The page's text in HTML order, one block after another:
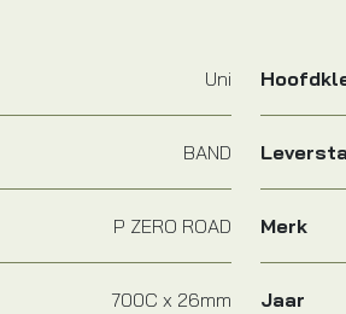
Uni
BAND
P ZERO ROAD Merk
700C x 26mm Jaar